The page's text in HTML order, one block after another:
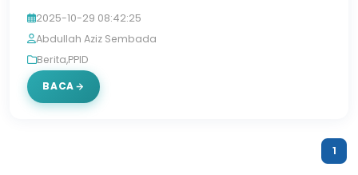
Pencatatan Sipil (Dinpe…
2025-10-29 08:42:25
Abdullah Aziz Sembada
Berita,PPID
BACA
1